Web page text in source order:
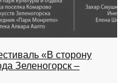
«В сторону
Зеленогорск –